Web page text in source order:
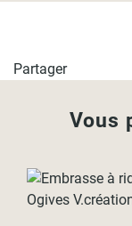
Partager
Vous